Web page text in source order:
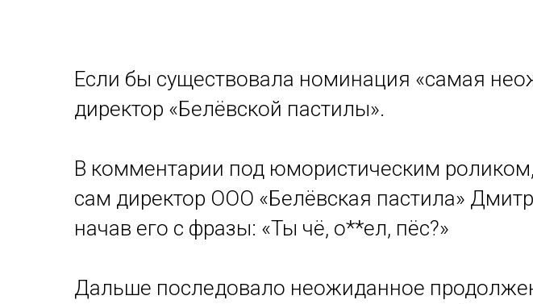
Если бы существовала номинация «самая
директор «Белёвской пастилы».
В комментарии под юмористическим
сам директор ООО «Белёвская пастила»
начав его с фразы: «Ты чё, о**ел, пёс?»
Дальше последовало неожиданное